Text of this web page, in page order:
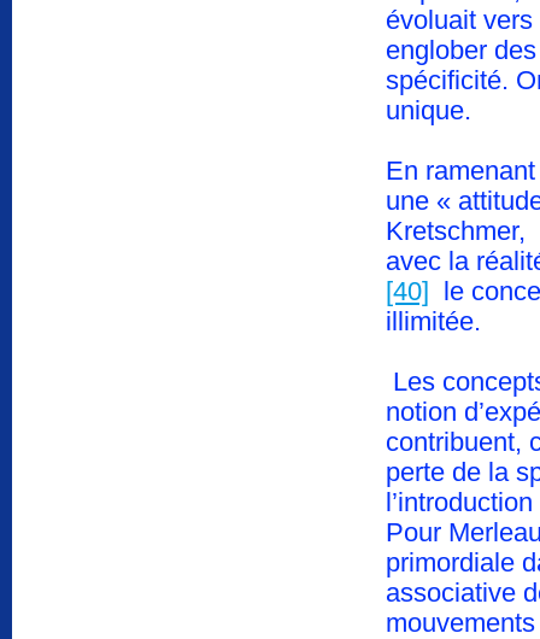
évoluait
englober
spécificité.
unique.
En
une «
Kretschmer,
avec la
[40] le
illimitée.
Les
notion
contribuent,
perte de la
Pour
primordiale
associative